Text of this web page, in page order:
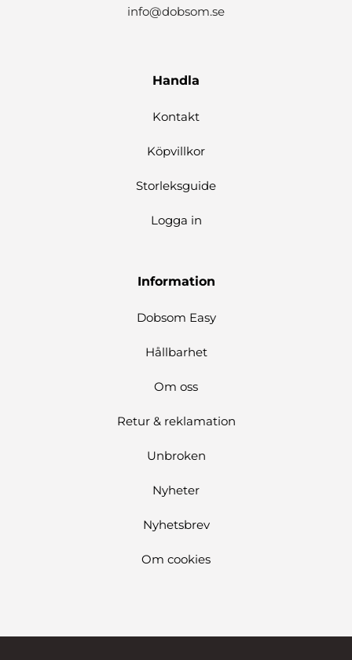
info@dobsom.se
Handla
Kontakt
Köpvillkor
Storleksguide
Logga in
Information
Dobsom Easy
Hållbarhet
Om oss
Retur & reklamation
Unbroken
Nyheter
Nyhetsbrev
Om cookies